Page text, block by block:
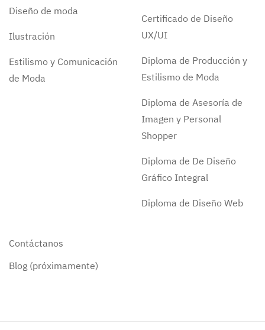
Diseño de moda
Ilustración
Estilismo y Comunicación
de Moda
Certificado de Diseño
UX/UI
Diploma de Producción y
Estilismo de Moda
Diploma de Asesoría de
Imagen y Personal
Shopper
Diploma de De Diseño
Gráfico Integral
Diploma de Diseño Web
Contáctanos
Blog (próximamente)